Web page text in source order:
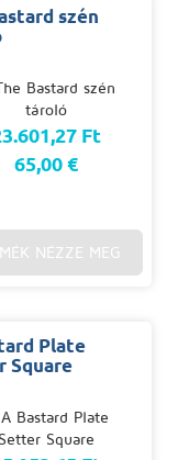
szén
Ft
65,00 €
NÉZZE MEG
Plate
Square